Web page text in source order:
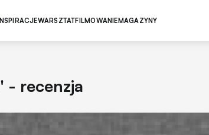
WARSZTATFILMOWANIEMAGAZYNY
- recenzja